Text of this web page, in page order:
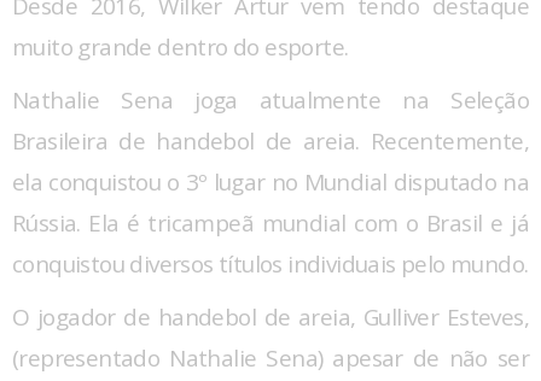
muito grande dentro do esporte.
Nathalie Sena joga atualmente na Seleção
Brasileira de handebol de areia. Recentemente,
ela conquistou o 3º lugar no Mundial disputado na
Rússia. Ela é tricampeã mundial com o Brasil e já
conquistou diversos títulos individuais pelo mundo.
O jogador de handebol de areia, Gulliver Esteves,
(representado Nathalie Sena) apesar de não ser